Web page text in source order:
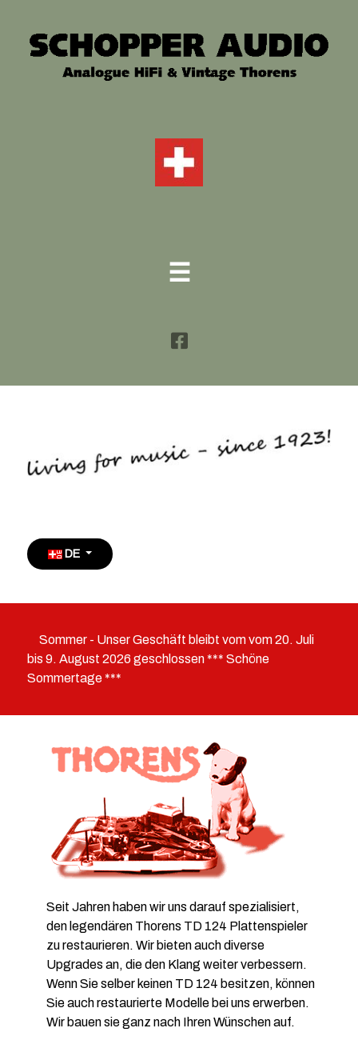
Sprache auswählen
DE
Sommer - Unser Geschäft bleibt vom vom 20. Juli
bis 9. August 2026 geschlossen *** Schöne
Sommertage ***
Seit Jahren haben wir uns darauf spezialisiert,
den legendären Thorens TD 124 Plattenspieler
zu restaurieren. Wir bieten auch diverse
Upgrades an, die den Klang weiter verbessern.
Wenn Sie selber keinen TD 124 besitzen, können
Sie auch restaurierte Modelle bei uns erwerben.
Wir bauen sie ganz nach Ihren Wünschen auf.